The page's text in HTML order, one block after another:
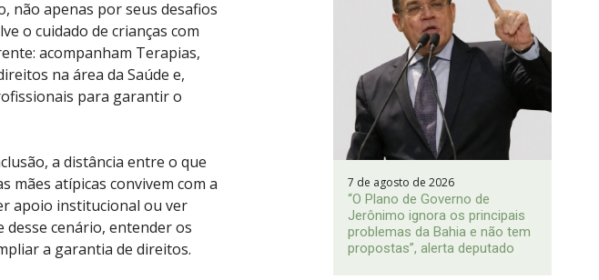
não apenas por seus desafios
o cuidado de crianças com
acompanham Terapias,
na área da Saúde e,
para garantir o
a distância entre o que
mães atípicas convivem com a
apoio institucional ou ver
desse cenário, entender os
a garantia de direitos.
7 de agosto de 2026
“O Plano de Governo de
Jerônimo ignora os principais
problemas da Bahia e não tem
propostas”, alerta deputado